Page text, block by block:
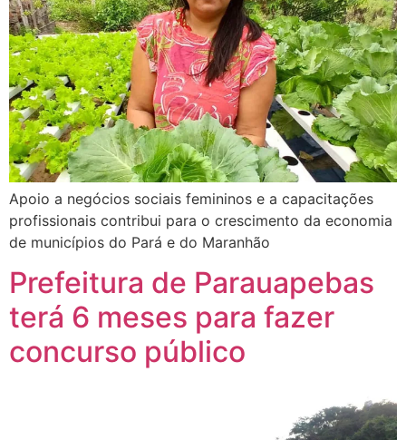
Apoio a negócios sociais femininos e a capacitações
profissionais contribui para o crescimento da economia
de municípios do Pará e do Maranhão
Prefeitura de Parauapebas
terá 6 meses para fazer
concurso público